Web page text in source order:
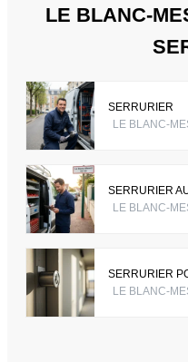
LE BLANC-
SERRURIER
LE BLANC-
SERRURIER
LE BLANC-
SERRURIER
LE BLANC-